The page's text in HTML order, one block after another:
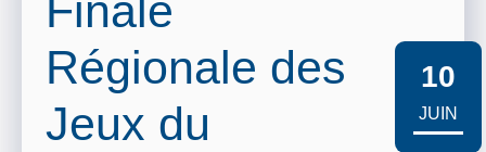
Finale
Régionale des
Jeux du
10
JUIN